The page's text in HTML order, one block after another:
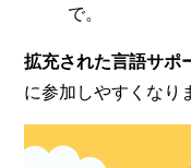
で。
拡充された言語サポ
に参加しやすくなり